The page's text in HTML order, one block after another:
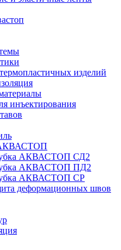
изделий
инъектирования
АКВАСТОП
АКВАСТОП СД2
АКВАСТОП ПД2
АКВАСТОП СР
деформационных швов